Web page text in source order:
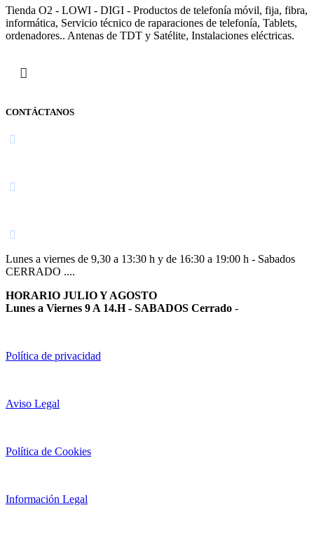
Tienda O2 - LOWI - DIGI - Productos de telefonía móvil, fija, fibra,
informática, Servicio técnico de raparaciones de telefonía, Tablets,
ordenadores.. Antenas de TDT y Satélite, Instalaciones eléctricas.
CONTÁCTANOS
Lunes a viernes de 9,30 a 13:30 h y de 16:30 a 19:00 h - Sabados
CERRADO ....
HORARIO JULIO Y AGOSTO
Lunes a Viernes 9 A 14.H - SABADOS Cerrado -
Política de privacidad
Aviso Legal
Política de Cookies
Información Legal